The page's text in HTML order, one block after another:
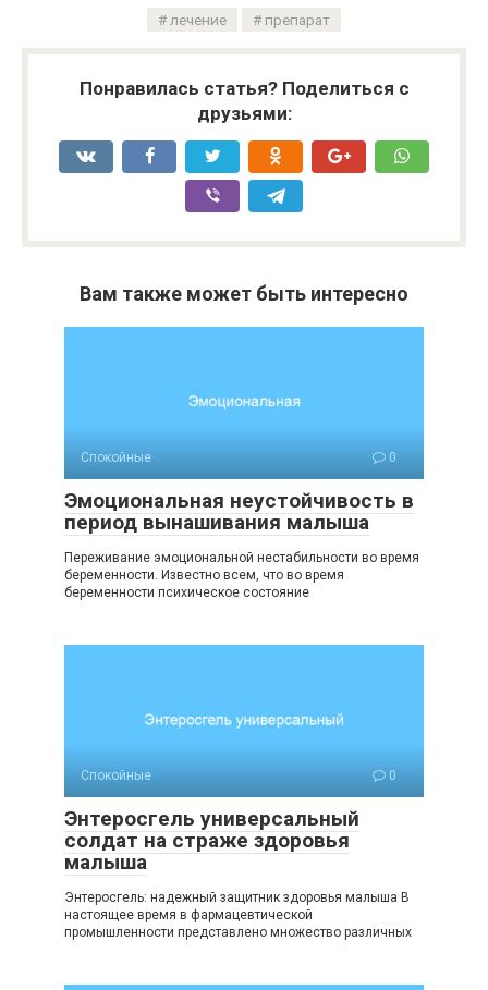
лечение препарат
Понравилась статья? Поделиться с
друзьями:
Вам также может быть интересно
Спокойные 0
Эмоциональная неустойчивость в
период вынашивания малыша
Переживание эмоциональной нестабильности во время
беременности. Известно всем, что во время
беременности психическое состояние
Спокойные 0
Энтеросгель универсальный
солдат на страже здоровья
малыша
Энтеросгель: надежный защитник здоровья малыша В
настоящее время в фармацевтической
промышленности представлено множество различных